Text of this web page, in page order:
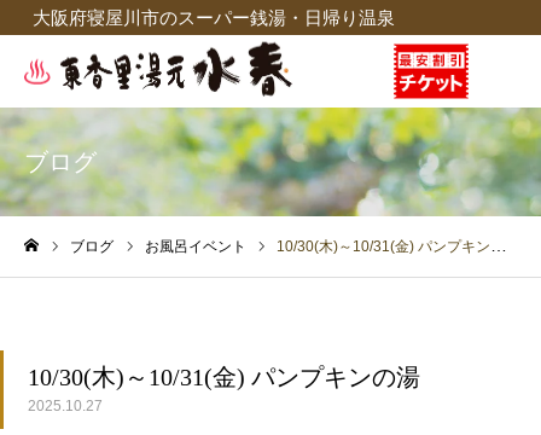
大阪府寝屋川市のスーパー銭湯・日帰り温泉
ブログ
ブログ お風呂イベント 10/30(木)～10/31(金) パンプキンの湯
10/30(木)～10/31(金) パンプキンの湯
2025.10.27